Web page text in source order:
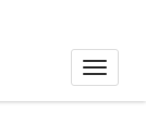
Toggle